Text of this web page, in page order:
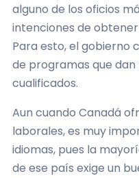
alguno de los oficios
intenciones de
Para esto, el gobierno
de programas que
cualificados.
Aun cuando Canadá
laborales, es muy
idiomas, pues la
de ese país exige un